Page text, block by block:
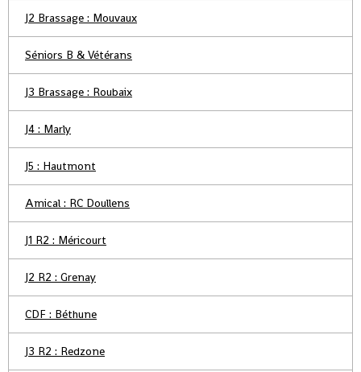
J2 Brassage : Mouvaux
Séniors B & Vétérans
J3 Brassage : Roubaix
J4 : Marly
J5 : Hautmont
Amical : RC Doullens
J1 R2 : Méricourt
J2 R2 : Grenay
CDF : Béthune
J3 R2 : Redzone